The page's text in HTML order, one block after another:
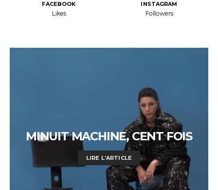
FACEBOOK
Likes
INSTAGRAM
Followers
MINUIT MACHINE, CENT FOIS
LIRE L'ARTICLE